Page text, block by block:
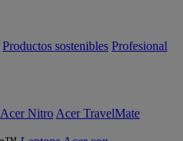
Productos sostenibles Profesional
Acer Nitro Acer TravelMate